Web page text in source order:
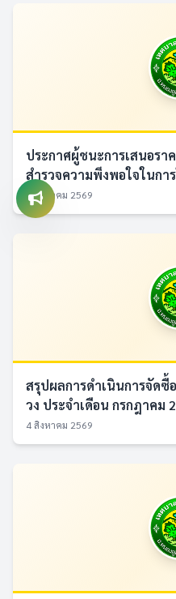
ประกาศผู้ชนะการเสนอรา
สำรวจความพึงพอใจในกา
7 สิงหาคม 2569
สรุปผลการดำเนินการจัด
วง ประจำเดือน กรกฎาคม
4 สิงหาคม 2569